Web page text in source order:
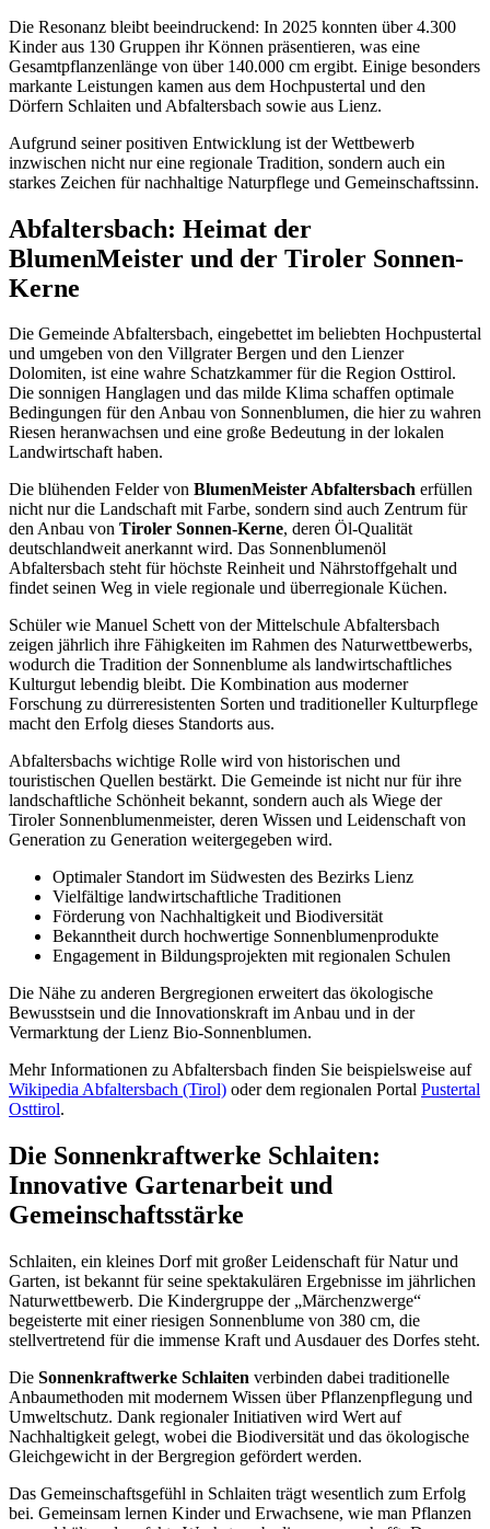
Die Resonanz bleibt beeindruckend: In 2025 konnten über 4.300
Kinder aus 130 Gruppen ihr Können präsentieren, was eine
Gesamtpflanzenlänge von über 140.000 cm ergibt. Einige besonders
markante Leistungen kamen aus dem Hochpustertal und den
Dörfern Schlaiten und Abfaltersbach sowie aus Lienz.
Aufgrund seiner positiven Entwicklung ist der Wettbewerb
inzwischen nicht nur eine regionale Tradition, sondern auch ein
starkes Zeichen für nachhaltige Naturpflege und Gemeinschaftssinn.
Abfaltersbach: Heimat der
BlumenMeister und der Tiroler Sonnen-
Kerne
Die Gemeinde Abfaltersbach, eingebettet im beliebten Hochpustertal
und umgeben von den Villgrater Bergen und den Lienzer
Dolomiten, ist eine wahre Schatzkammer für die Region Osttirol.
Die sonnigen Hanglagen und das milde Klima schaffen optimale
Bedingungen für den Anbau von Sonnenblumen, die hier zu wahren
Riesen heranwachsen und eine große Bedeutung in der lokalen
Landwirtschaft haben.
Die blühenden Felder von BlumenMeister Abfaltersbach erfüllen
nicht nur die Landschaft mit Farbe, sondern sind auch Zentrum für
den Anbau von Tiroler Sonnen-Kerne, deren Öl-Qualität
deutschlandweit anerkannt wird. Das Sonnenblumenöl
Abfaltersbach steht für höchste Reinheit und Nährstoffgehalt und
findet seinen Weg in viele regionale und überregionale Küchen.
Schüler wie Manuel Schett von der Mittelschule Abfaltersbach
zeigen jährlich ihre Fähigkeiten im Rahmen des Naturwettbewerbs,
wodurch die Tradition der Sonnenblume als landwirtschaftliches
Kulturgut lebendig bleibt. Die Kombination aus moderner
Forschung zu dürreresistenten Sorten und traditioneller Kulturpflege
macht den Erfolg dieses Standorts aus.
Abfaltersbachs wichtige Rolle wird von historischen und
touristischen Quellen bestärkt. Die Gemeinde ist nicht nur für ihre
landschaftliche Schönheit bekannt, sondern auch als Wiege der
Tiroler Sonnenblumenmeister, deren Wissen und Leidenschaft von
Generation zu Generation weitergegeben wird.
Optimaler Standort im Südwesten des Bezirks Lienz
Vielfältige landwirtschaftliche Traditionen
Förderung von Nachhaltigkeit und Biodiversität
Bekanntheit durch hochwertige Sonnenblumenprodukte
Engagement in Bildungsprojekten mit regionalen Schulen
Die Nähe zu anderen Bergregionen erweitert das ökologische
Bewusstsein und die Innovationskraft im Anbau und in der
Vermarktung der Lienz Bio-Sonnenblumen.
Mehr Informationen zu Abfaltersbach finden Sie beispielsweise auf
Wikipedia Abfaltersbach (Tirol) oder dem regionalen Portal Pustertal
Osttirol.
Die Sonnenkraftwerke Schlaiten:
Innovative Gartenarbeit und
Gemeinschaftsstärke
Schlaiten, ein kleines Dorf mit großer Leidenschaft für Natur und
Garten, ist bekannt für seine spektakulären Ergebnisse im jährlichen
Naturwettbewerb. Die Kindergruppe der „Märchenzwerge“
begeisterte mit einer riesigen Sonnenblume von 380 cm, die
stellvertretend für die immense Kraft und Ausdauer des Dorfes steht.
Die Sonnenkraftwerke Schlaiten verbinden dabei traditionelle
Anbaumethoden mit modernem Wissen über Pflanzenpflegung und
Umweltschutz. Dank regionaler Initiativen wird Wert auf
Nachhaltigkeit gelegt, wobei die Biodiversität und das ökologische
Gleichgewicht in der Bergregion gefördert werden.
Das Gemeinschaftsgefühl in Schlaiten trägt wesentlich zum Erfolg
bei. Gemeinsam lernen Kinder und Erwachsene, wie man Pflanzen